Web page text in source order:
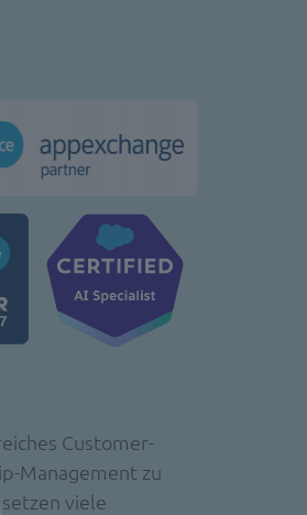
Customer-
Management zu
viele